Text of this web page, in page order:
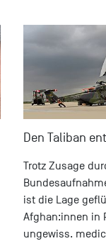
Den Taliban
Trotz Zusage
ist die Lage
Afghan:innen in
ungewiss.